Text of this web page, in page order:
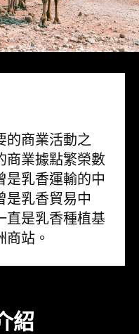
的商業活動之
商業據點繁榮數
是乳香運輸的中
是乳香貿易中
直是乳香種植基
站。
紹